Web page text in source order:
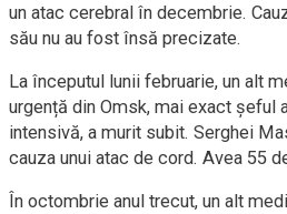
un atac cerebral în decembrie.
său nu au fost însă precizate.
La începutul lunii februarie, un alt
urgență din Omsk, mai exact șeful
intensivă, a murit subit. Serghei
cauza unui atac de cord. Avea 55
În octombrie anul trecut, un alt